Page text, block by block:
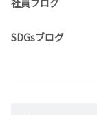
社員ブログ
SDGsブログ